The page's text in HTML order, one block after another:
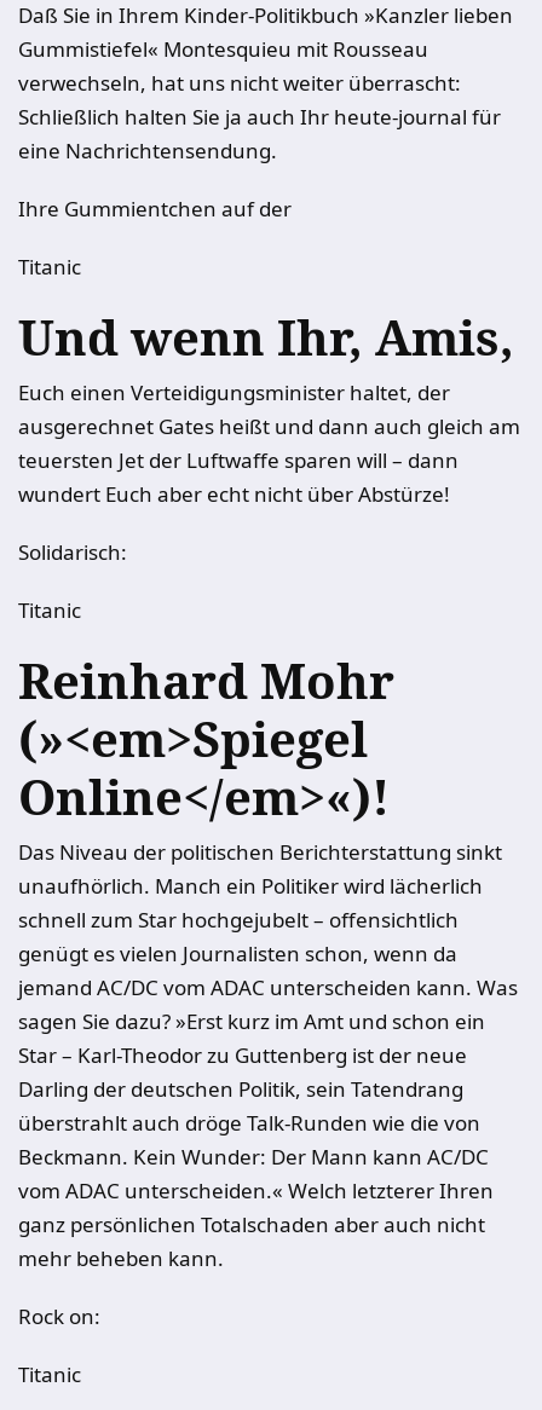
Daß Sie in Ihrem Kinder-Politikbuch »Kanzler lieben
Gummistiefel« Montesquieu mit Rousseau
verwechseln, hat uns nicht weiter überrascht:
Schließlich halten Sie ja auch Ihr heute-journal für
eine Nachrichtensendung.
Ihre Gummientchen auf der
Titanic
Und wenn Ihr, Amis,
Euch einen Verteidigungsminister haltet, der
ausgerechnet Gates heißt und dann auch gleich am
teuersten Jet der Luftwaffe sparen will – dann
wundert Euch aber echt nicht über Abstürze!
Solidarisch:
Titanic
Reinhard Mohr
(»<em>Spiegel
Online</em>«)!
Das Niveau der politischen Berichterstattung sinkt
unaufhörlich. Manch ein Politiker wird lächerlich
schnell zum Star hochgejubelt – offensichtlich
genügt es vielen Journalisten schon, wenn da
jemand AC/DC vom ADAC unterscheiden kann. Was
sagen Sie dazu? »Erst kurz im Amt und schon ein
Star – Karl-Theodor zu Guttenberg ist der neue
Darling der deutschen Politik, sein Tatendrang
überstrahlt auch dröge Talk-Runden wie die von
Beckmann. Kein Wunder: Der Mann kann AC/DC
vom ADAC unterscheiden.« Welch letzterer Ihren
ganz persönlichen Totalschaden aber auch nicht
mehr beheben kann.
Rock on:
Titanic